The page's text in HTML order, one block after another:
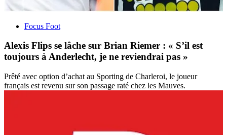
Focus Foot
Alexis Flips se lâche sur Brian Riemer : « S’il est
toujours à Anderlecht, je ne reviendrai pas »
Prêté avec option d’achat au Sporting de Charleroi, le joueur
français est revenu sur son passage raté chez les Mauves.